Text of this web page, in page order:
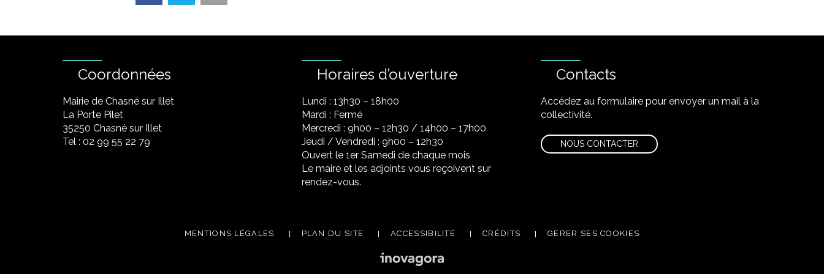
Coordonnées
Mairie de Chasné sur Illet
La Porte Pilet
35250 Chasné sur Illet
Tel : 02 99 55 22 79
Horaires d’ouverture
Lundi : 13h30 – 18h00
Mardi : Fermé
Mercredi : 9h00 – 12h30 / 14h00 – 17h00
Jeudi / Vendredi : 9h00 – 12h30
Ouvert le 1er Samedi de chaque mois
Le maire et les adjoints vous reçoivent sur
rendez-vous.
Contacts
Accédez au formulaire pour envoyer un mail à la
collectivité.
NOUS CONTACTER
MENTIONS LÉGALES PLAN DU SITE ACCESSIBILITÉ CRÉDITS GERER SES COOKIES